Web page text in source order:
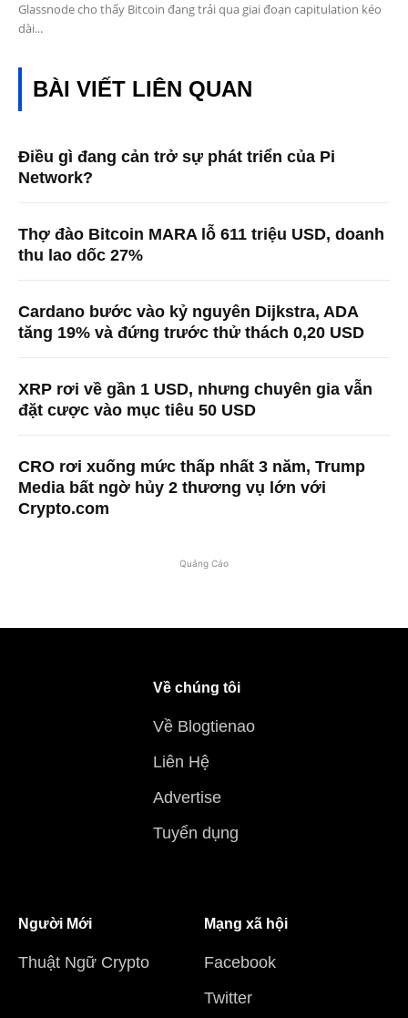
Glassnode cho thấy Bitcoin đang trải qua giai đoạn capitulation kéo
dài...
BÀI VIẾT LIÊN QUAN
Điều gì đang cản trở sự phát triển của Pi
Network?
Thợ đào Bitcoin MARA lỗ 611 triệu USD, doanh
thu lao dốc 27%
Cardano bước vào kỷ nguyên Dijkstra, ADA
tăng 19% và đứng trước thử thách 0,20 USD
XRP rơi về gần 1 USD, nhưng chuyên gia vẫn
đặt cược vào mục tiêu 50 USD
CRO rơi xuống mức thấp nhất 3 năm, Trump
Media bất ngờ hủy 2 thương vụ lớn với
Crypto.com
Quảng Cáo
Về chúng tôi
Về Blogtienao
Liên Hệ
Advertise
Tuyển dụng
Người Mới
Thuật Ngữ Crypto
Mạng xã hội
Facebook
Twitter